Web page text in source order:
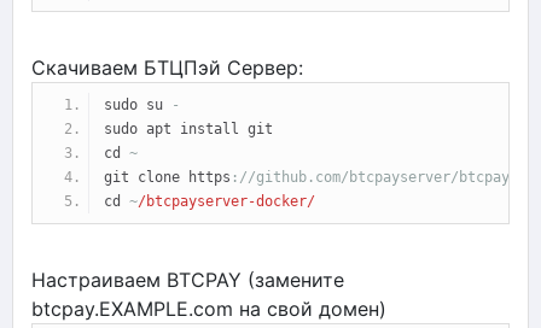
Скачиваем БТЦПэй Сервер:
sudo su
-
sudo apt install git
cd ~
git clone
https : //github.com/btcpayserver/
cd ~/btcpayserver-docker/
Настраиваем BTCPAY (замените
btcpay.EXAMPLE.com на свой домен)